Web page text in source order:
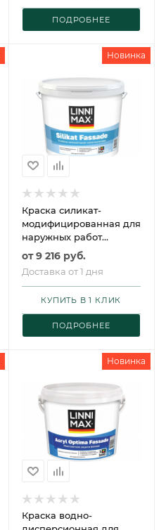
ПОДРОБНЕЕ
Новинка
Краска силикат-
модифицированная для
наружных работ
LINNIMAX Silikat
Fassade / ЛИННИМАКС
Силикат Фасад
от9 216 руб.
Доставка от 1 дня
ПОДРОБНЕЕ
КУПИТЬ В 1 КЛИК
Новинка
Краска водно-